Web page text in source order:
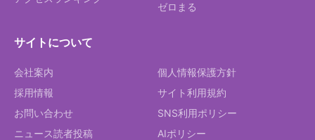
ゼロまる
サイトについて
会社案内
採用情報
お問い合わせ
ニュース読者投稿
個人情報保護方針
サイト利用規約
SNS利用ポリシー
AIポリシー